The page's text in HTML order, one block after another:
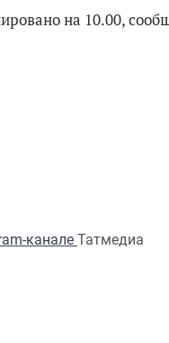
на 10.00,
канале Татмедиа